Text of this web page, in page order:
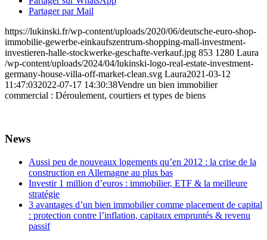
Partager par Mail
https://lukinski.fr/wp-content/uploads/2020/06/deutsche-euro-shop-
immobilie-gewerbe-einkaufszentrum-shopping-mall-investment-
investieren-halle-stockwerke-geschafte-verkauf.jpg 853 1280 Laura
/wp-content/uploads/2024/04/lukinski-logo-real-estate-investment-
germany-house-villa-off-market-clean.svg Laura2021-03-12
11:47:032022-07-17 14:30:38Vendre un bien immobilier
commercial : Déroulement, courtiers et types de biens
News
Aussi peu de nouveaux logements qu’en 2012 : la crise de la
construction en Allemagne au plus bas
Investir 1 million d’euros : immobilier, ETF & la meilleure
stratégie
3 avantages d’un bien immobilier comme placement de capital
: protection contre l’inflation, capitaux empruntés & revenu
passif